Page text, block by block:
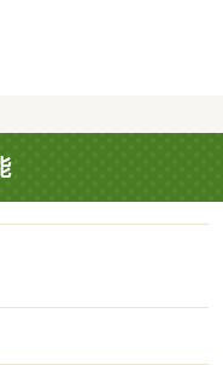
／陽当り良好／駐輪
要／ネット使用料不